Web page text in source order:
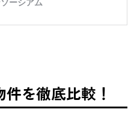
を徹底比較！